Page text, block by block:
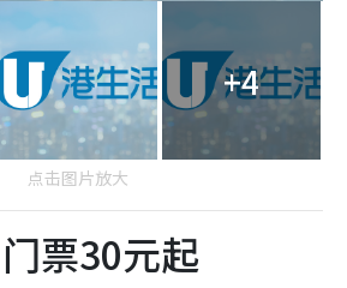
+4
点击图片放大
票30元起